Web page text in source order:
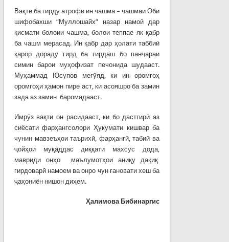
Вақте ба гирду атрофи ин чашма – чашмаи Оби
шифобахши “Муллошайх” назар намоӣ дар
қисмати болоии чашма, болои теппае як қабр
ба чашм мерасад. Ин қабр дар ҳолати таббиӣ
қарор дораду гирд ба гирдаш бо панҷараи
симин барои муҳофизат печонида шудааст.
Муҳаммад Юсупов мегӯяд, ки ин оромгоҳ
оромгоҳи ҳамон пире аст, ки асояшро ба замин
зада аз замин баромадааст.
Имрӯз вақти он расидааст, ки бо дастгирӣ аз
сиёсати фарҳангсолори Ҳукумати кишвар ба
чунин мавзеъҳои таърихӣ, фарҳангӣ, табиӣ ва
ҷойҳои муқаддас диққати махсус дода,
мавриди онҳо маълумотҳои аниқу дақиқ
гирдоварӣ намоем ва онро чун ғановати хеш ба
ҷаҳониён нишон диҳем.
Ҳалимова Бибинаргис